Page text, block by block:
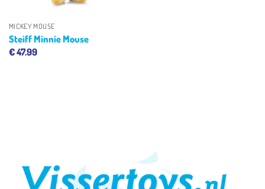
MICKEY MOUSE
Steiff Minnie Mouse
€47.99